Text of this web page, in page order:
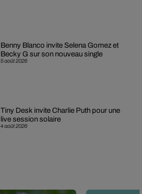
5 août 2026
Benny Blanco invite Selena Gomez et
Becky G sur son nouveau single
4 août 2026
Tiny Desk invite Charlie Puth pour une
live session solaire